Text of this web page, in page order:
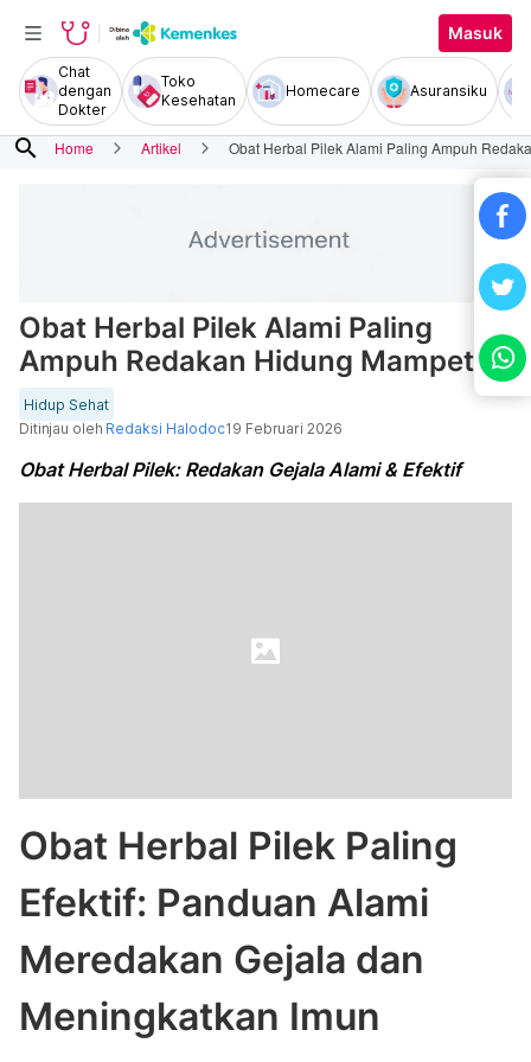
Masuk
Chat
dengan
Dokter
Toko
Kesehatan
Homecare Asuransiku
search Home Artikel Obat Herbal Pilek Alami Paling Ampuh
Obat Herbal Pilek Alami Paling
Ampuh Redakan Hidung Mampet
Hidup Sehat
Ditinjau oleh Redaksi Halodoc19 Februari 2026
Obat Herbal Pilek: Redakan Gejala Alami & Efektif
Obat Herbal Pilek Paling
Efektif: Panduan Alami
Meredakan Gejala dan
Meningkatkan Imun